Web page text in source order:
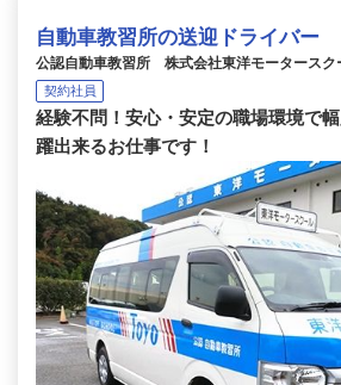
自動車教習所の送迎ドライバー
公認自動車教習所 株式会社東洋モータースク
契約社員
経験不問！安心・安定の職場環境で
躍出来るお仕事です！